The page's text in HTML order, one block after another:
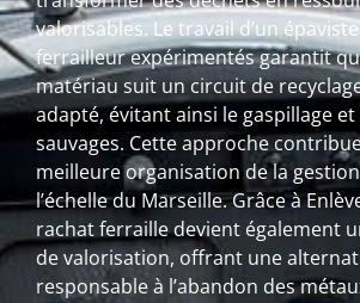
valorisables. Le travail d’un
ferrailleur expérimentés garantit
matériau suit un circuit de
adapté, évitant ainsi le gaspillage
sauvages. Cette approche
meilleure organisation de la
l’échelle du Marseille. Grâce à
rachat ferraille devient également
de valorisation, offrant une
responsable à l’abandon des